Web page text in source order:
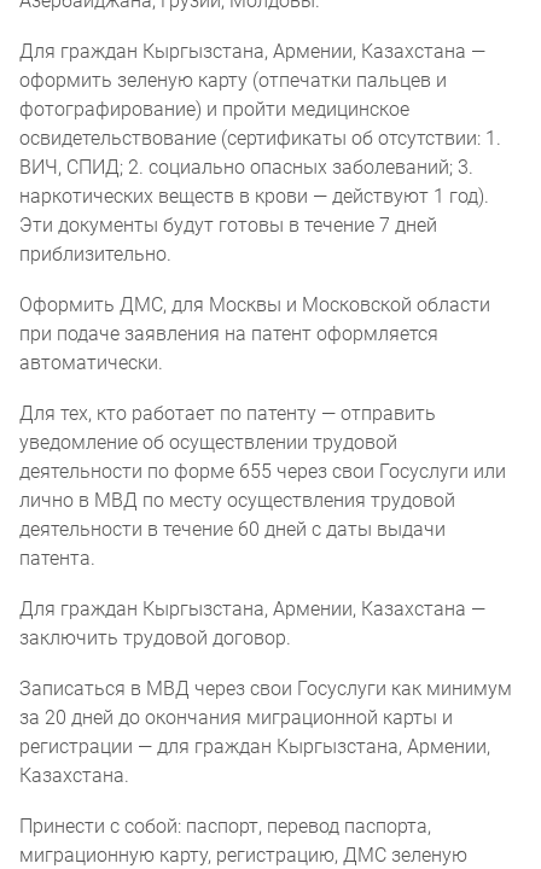
Для граждан Кыргызстана, Армении, Казахстана —
оформить зеленую карту (отпечатки пальцев и
фотографирование) и пройти медицинское
освидетельствование (сертификаты об отсутствии: 1.
ВИЧ, СПИД; 2. социально опасных заболеваний; 3.
наркотических веществ в крови — действуют 1 год).
Эти документы будут готовы в течение 7 дней
приблизительно.
Оформить ДМС, для Москвы и Московской области
при подаче заявления на патент оформляется
автоматически.
Для тех, кто работает по патенту — отправить
уведомление об осуществлении трудовой
деятельности по форме 655 через свои Госуслуги или
лично в МВД по месту осуществления трудовой
деятельности в течение 60 дней с даты выдачи
патента.
Для граждан Кыргызстана, Армении, Казахстана —
заключить трудовой договор.
Записаться в МВД через свои Госуслуги как минимум
за 20 дней до окончания миграционной карты и
регистрации — для граждан Кыргызстана, Армении,
Казахстана.
Принести с собой: паспорт, перевод паспорта,
миграционную карту, регистрацию, ДМС зеленую